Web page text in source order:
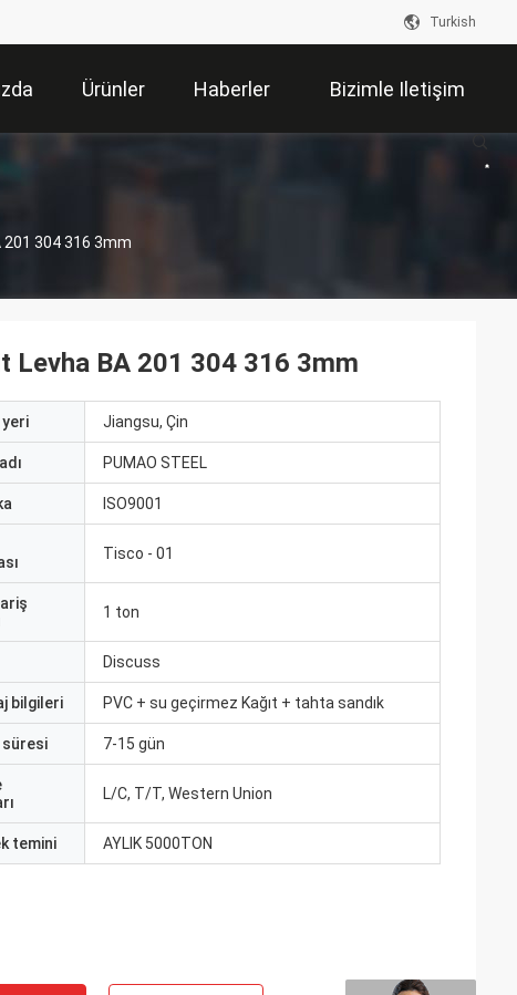
Turkish
Ürünler Haberler Bizimle Iletişim
304 316 3mm
Levha BA 201 304 316 3mm
yeri Jiangsu, Çin
PUMAO STEEL
ISO9001
Tisco - 01
1 ton
Discuss
bilgileri PVC + su geçirmez Kağıt + tahta sandık
süresi 7-15 gün
L/C, T/T, Western Union
temini AYLIK 5000TON